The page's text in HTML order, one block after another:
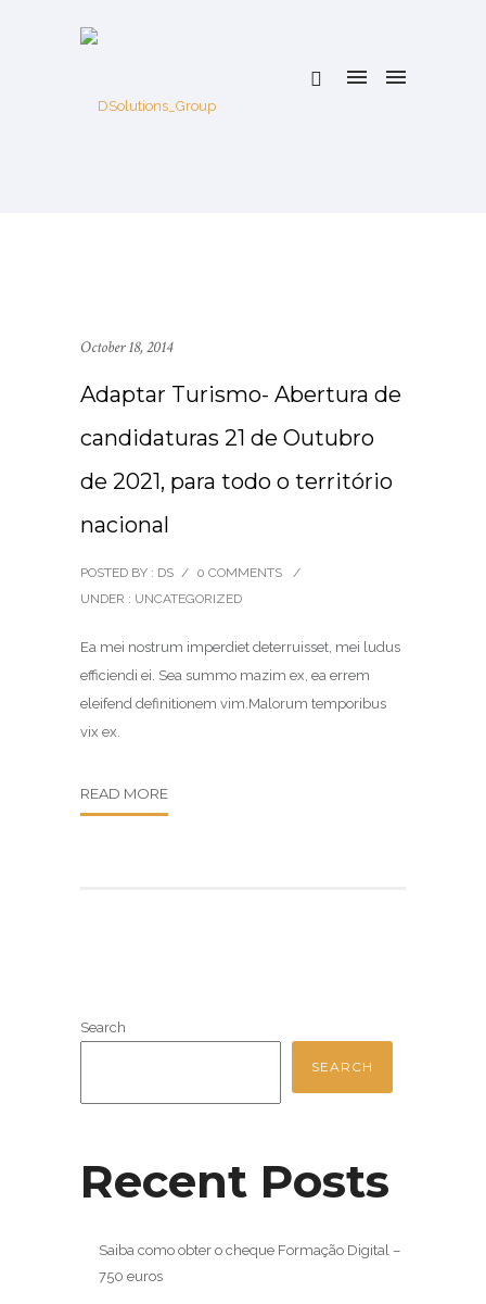
October 18, 2014
Adaptar Turismo- Abertura de
candidaturas 21 de Outubro
de 2021, para todo o território
nacional
POSTED BY : DS / 0 COMMENTS
/
UNDER : UNCATEGORIZED
Ea mei nostrum imperdiet deterruisset, mei ludus
efficiendi ei. Sea summo mazim ex, ea errem
eleifend definitionem vim.Malorum temporibus
vix ex.
READ MORE
Search
SEARCH
Recent Posts
Saiba como obter o cheque Formação Digital –
750 euros